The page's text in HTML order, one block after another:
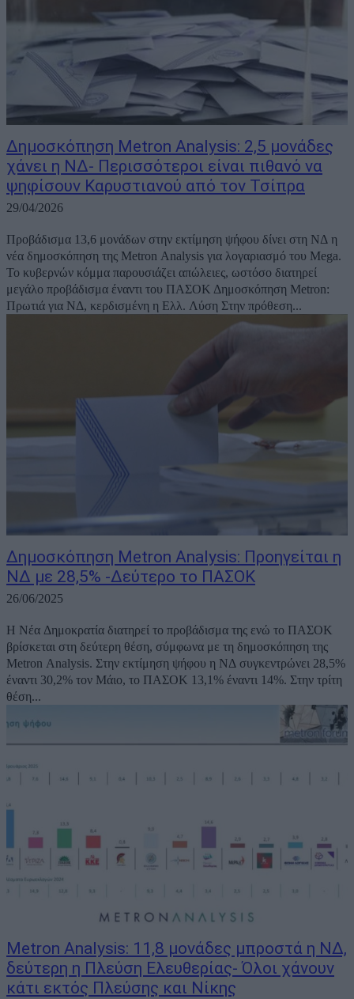
Δημοσκόπηση Metron Analysis: 2,5 μονάδες
χάνει η ΝΔ- Περισσότεροι είναι πιθανό να
ψηφίσουν Καρυστιανού από τον Τσίπρα
29/04/2026
Προβάδισμα 13,6 μονάδων στην εκτίμηση ψήφου δίνει στη ΝΔ η
νέα δημοσκόπηση της Metron Analysis για λογαριασμό του Mega.
Το κυβερνών κόμμα παρουσιάζει απώλειες, ωστόσο διατηρεί
μεγάλο προβάδισμα έναντι του ΠΑΣΟΚ Δημοσκόπηση Metron:
Πρωτιά για ΝΔ, κερδισμένη η Ελλ. Λύση Στην πρόθεση...
Δημοσκόπηση Metron Analysis: Προηγείται η
ΝΔ με 28,5% -Δεύτερο το ΠΑΣΟΚ
26/06/2025
Η Νέα Δημοκρατία διατηρεί το προβάδισμα της ενώ το ΠΑΣΟΚ
βρίσκεται στη δεύτερη θέση, σύμφωνα με τη δημοσκόπηση της
Metron Analysis. Στην εκτίμηση ψήφου η ΝΔ συγκεντρώνει 28,5%
έναντι 30,2% τον Μάιο, το ΠΑΣΟΚ 13,1% έναντι 14%. Στην τρίτη
θέση...
Metron Analysis: 11,8 μονάδες μπροστά η ΝΔ,
δεύτερη η Πλεύση Ελευθερίας- Όλοι χάνουν
κάτι εκτός Πλεύσης και Νίκης